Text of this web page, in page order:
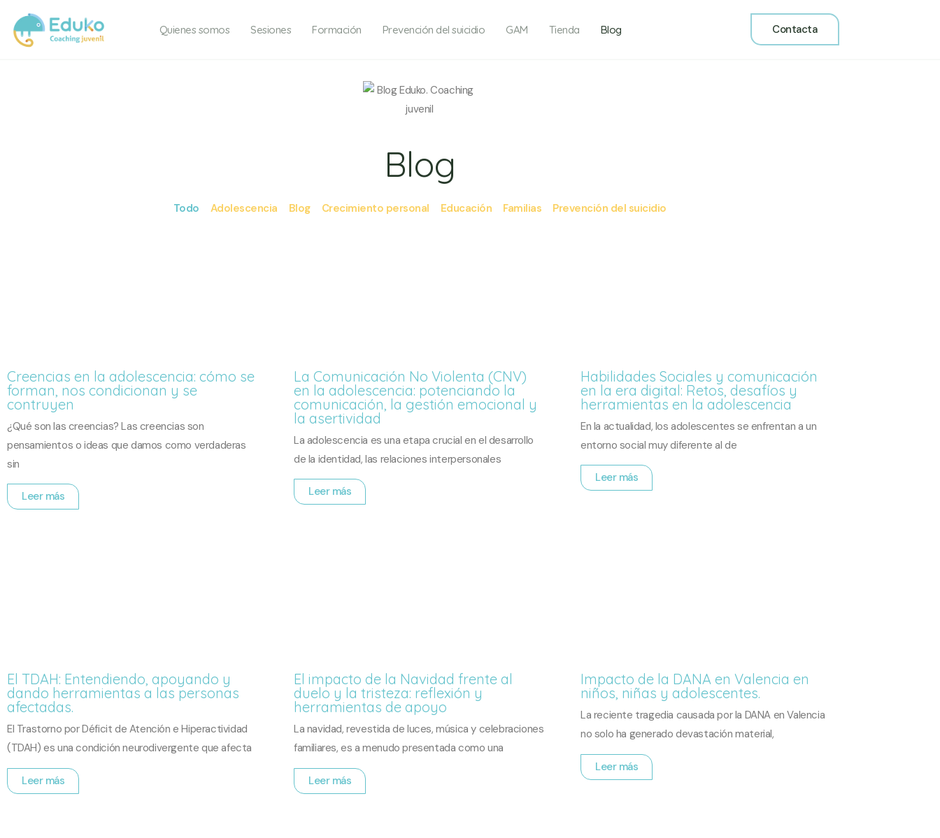
Quienes somos Sesiones Formación Prevención del suicidio GAM Tienda Blog Contacta
Blog
Adolescencia Blog Crecimiento personal Educación Familias Prevención del suicidio
Todo
Creencias en la adolescencia: cómo se
forman, nos condicionan y se
contruyen
¿Qué son las creencias? Las creencias son
pensamientos o ideas que damos como verdaderas
sin
Leer más
La Comunicación No Violenta (CNV)
en la adolescencia: potenciando la
comunicación, la gestión emocional y
la asertividad
La adolescencia es una etapa crucial en el desarrollo
de la identidad, las relaciones interpersonales
Leer más
Habilidades Sociales y comunicación
en la era digital: Retos, desafíos y
herramientas en la adolescencia
En la actualidad, los adolescentes se enfrentan a un
entorno social muy diferente al de
Leer más
El TDAH: Entendiendo, apoyando y
dando herramientas a las personas
afectadas.
El Trastorno por Déficit de Atención e Hiperactividad
(TDAH) es una condición neurodivergente que afecta
Leer más
El impacto de la Navidad frente al
duelo y la tristeza: reflexión y
herramientas de apoyo
La navidad, revestida de luces, música y celebraciones
familiares, es a menudo presentada como una
Leer más
Impacto de la DANA en Valencia en
niños, niñas y adolescentes.
La reciente tragedia causada por la DANA en Valencia
no solo ha generado devastación material,
Leer más